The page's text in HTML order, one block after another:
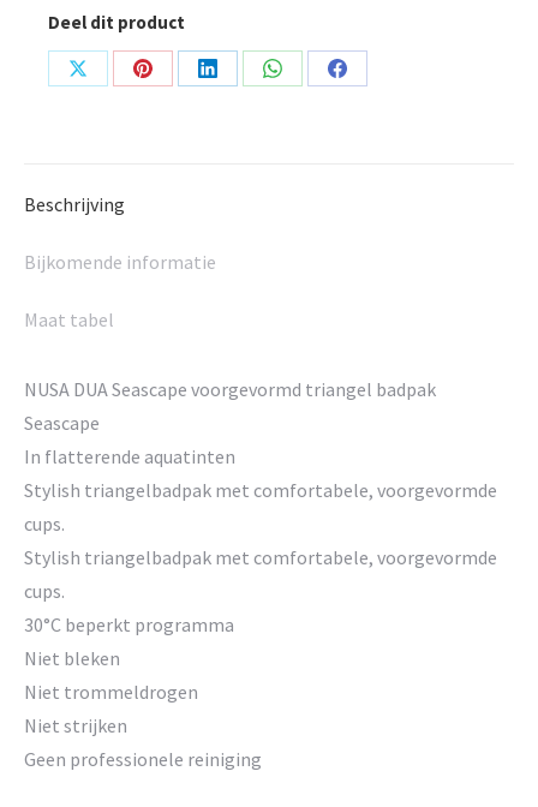
triangel
badpak
aantal
Deel dit product
Share
Share
Share
Share
Share
Beschrijving
Bijkomende informatie
Maat tabel
NUSA DUA Seascape voorgevormd triangel badpak
Seascape
In flatterende aquatinten
Stylish triangelbadpak met comfortabele, voorgevormde
cups.
Stylish triangelbadpak met comfortabele, voorgevormde
cups.
30°C beperkt programma
Niet bleken
Niet trommeldrogen
Niet strijken
Geen professionele reiniging